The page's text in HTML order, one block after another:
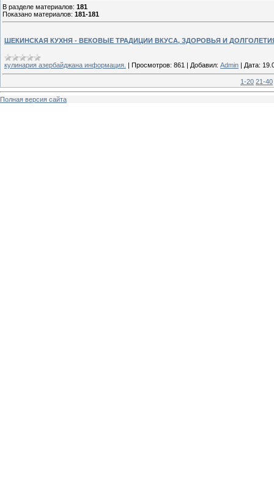
В разделе материалов: 181
Показано материалов: 181-181
ШЕКИНСКАЯ КУХНЯ - ВЕКОВЫЕ ТРАДИЦИИ ВКУСА, ЗДОРОВЬЯ И
кулинария азербайджана информация. | Просмотров: 861 | Добавил: Admin | Дата:
1-20 21-40
Полная версия сайта